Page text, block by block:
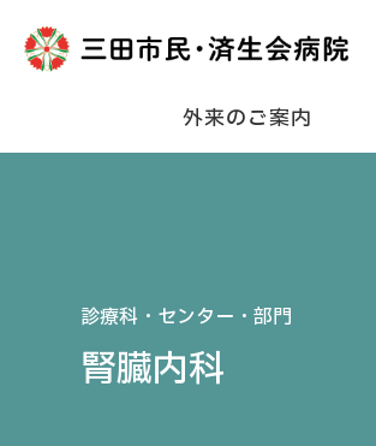
外来のご案内
診療科・センター・部門
腎臓内科